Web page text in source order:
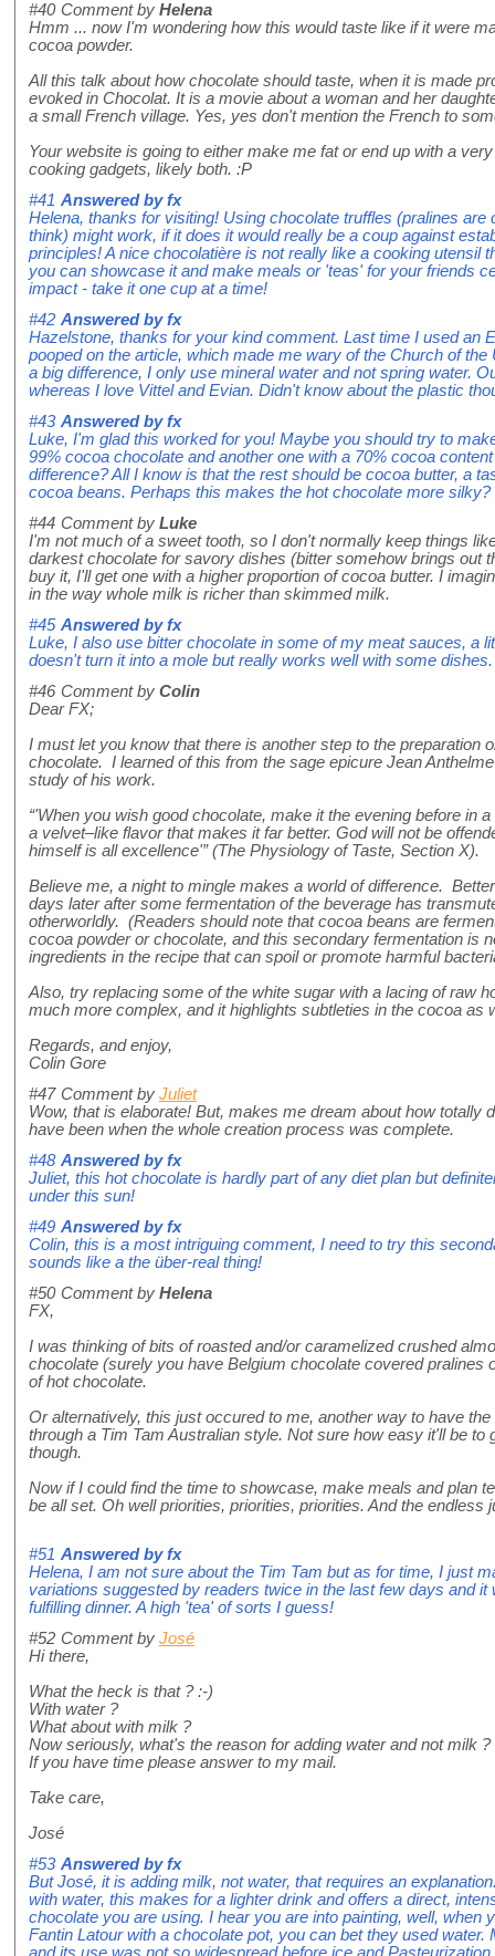
#40 Comment by Helena
Hmm ... now I'm wondering how this would taste like if it were
cocoa powder.
All this talk about how chocolate should taste, when it is made
evoked in Chocolat. It is a movie about a woman and her
a small French village. Yes, yes don't mention the French to
Your website is going to either make me fat or end up with a
cooking gadgets, likely both. :P
#41 Answered byfx
Helena, thanks for visiting! Using chocolate truffles (pralines
think) might work, if it does it would really be a coup against
principles! A nice chocolatière is not really like a cooking utensil
you can showcase it and make meals or 'teas' for your friends
impact - take it one cup at a time!
#42 Answered byfx
Hazelstone, thanks for your kind comment. Last time I used an
pooped on the article, which made me wary of the Church of the
a big difference, I only use mineral water and not spring water.
whereas I love Vittel and Evian. Didn't know about the plastic
#43 Answered byfx
Luke, I'm glad this worked for you! Maybe you should try to
99% cocoa chocolate and another one with a 70% cocoa
difference? All I know is that the rest should be cocoa butter, a
cocoa beans. Perhaps this makes the hot chocolate more silky?
#44 Comment by Luke
I'm not much of a sweet tooth, so I don't normally keep things
darkest chocolate for savory dishes (bitter somehow brings out
buy it, I'll get one with a higher proportion of cocoa butter. I
in the way whole milk is richer than skimmed milk.
#45 Answered byfx
Luke, I also use bitter chocolate in some of my meat sauces, a
doesn't turn it into a mole but really works well with some dishes.
#46 Comment by Colin
Dear FX;
I must let you know that there is another step to the preparation
chocolate. I learned of this from the sage epicure Jean
study of his work.
“'When you wish good chocolate, make it the evening before in
a velvet–like flavor that makes it far better. God will not be
himself is all excellence'” (The Physiology of Taste, Section X).
Believe me, a night to mingle makes a world of difference.
days later after some fermentation of the beverage has
otherworldly. (Readers should note that cocoa beans are
cocoa powder or chocolate, and this secondary fermentation is
ingredients in the recipe that can spoil or promote harmful
Also, try replacing some of the white sugar with a lacing of raw
much more complex, and it highlights subtleties in the cocoa as
Regards, and enjoy,
Colin Gore
#47 Comment by Juliet
Wow, that is elaborate! But, makes me dream about how totally
have been when the whole creation process was complete.
#48 Answered byfx
Juliet, this hot chocolate is hardly part of any diet plan but
under this sun!
#49 Answered byfx
Colin, this is a most intriguing comment, I need to try this
sounds like a the über-real thing!
#50 Comment by Helena
FX,
I was thinking of bits of roasted and/or caramelized crushed
chocolate (surely you have Belgium chocolate covered pralines
of hot chocolate.
Or alternatively, this just occured to me, another way to have
through a Tim Tam Australian style. Not sure how easy it'll be to
though.
Now if I could find the time to showcase, make meals and plan
be all set. Oh well priorities, priorities, priorities. And the endless
#51 Answered byfx
Helena, I am not sure about the Tim Tam but as for time, I just
variations suggested by readers twice in the last few days and
fulfilling dinner. A high 'tea' of sorts I guess!
#52 Comment by José
Hi there,
What the heck is that ? :-)
With water ?
What about with milk ?
Now seriously, what's the reason for adding water and not milk ?
If you have time please answer to my mail.
Take care,
José
#53 Answered byfx
But José, it is adding milk, not water, that requires an
with water, this makes for a lighter drink and offers a direct,
chocolate you are using. I hear you are into painting, well, when
Fantin Latour with a chocolate pot, you can bet they used